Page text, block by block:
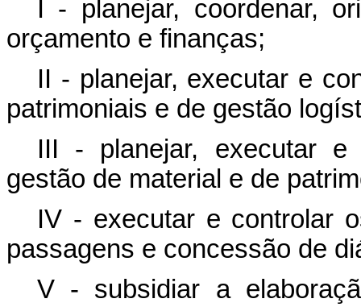
I - planejar, coordenar,
orçamento e finanças;
II - planejar, executar e
patrimoniais e de gestão
III - planejar, executar e
gestão de material e de
IV - executar e controlar
passagens e concessão de
V - subsidiar a